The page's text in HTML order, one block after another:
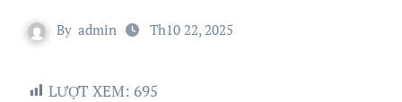
By admin Th10 22, 2025
LƯỢT XEM: 695